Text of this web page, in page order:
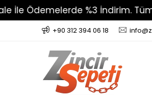
%3 İndirim. Tüm
+90 312 394 06 18